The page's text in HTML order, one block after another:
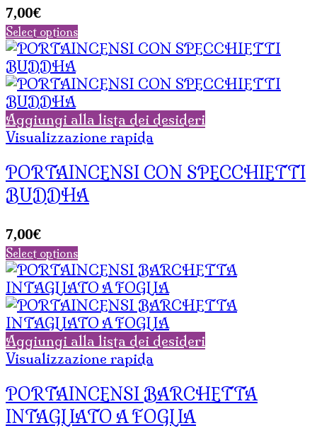
7,00€
Select options
Aggiungi alla lista dei desideri
Visualizzazione rapida
PORTAINCENSI CON SPECCHIETTI
BUDDHA
7,00€
Select options
Aggiungi alla lista dei desideri
Visualizzazione rapida
PORTAINCENSI BARCHETTA
INTAGLIATO A FOGLIA